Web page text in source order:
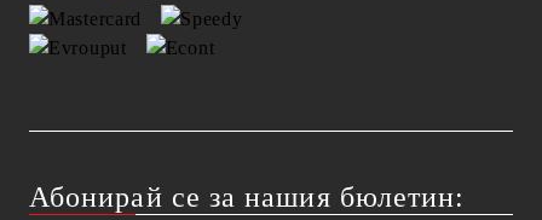
Абонирай се за нашия бюлетин: